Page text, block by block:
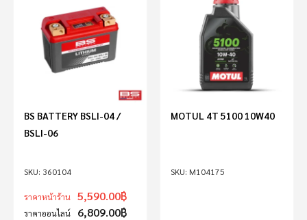
360104
BS BATTERY BSLI-04 /
BSLI-06
ราคาหน้าร้าน 5,590.00฿
ราคาออนไลน์ 6,809.00฿
M104175
MOTUL 4T 5100 10W40